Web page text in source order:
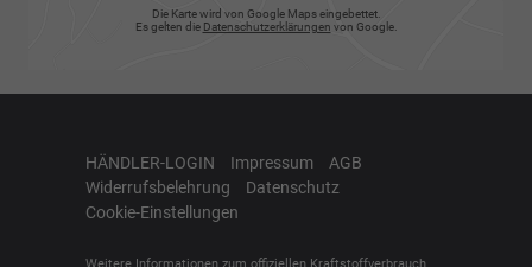
Die Karte wird von Google Maps eingebettet.
Es gelten die Datenschutzerklärungen von Google.
HÄNDLER-LOGIN Impressum
AGB
Widerrufsbelehrung
Datenschutz
Cookie-Einstellungen
Weitere Informationen zum offiziellen Kraftstoffverbrauch